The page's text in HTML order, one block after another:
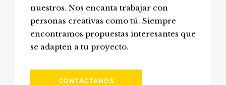
nuestros. Nos encanta trabajar con
personas creativas como tú. Siempre
encontramos propuestas interesantes que
se adapten a tu proyecto.
CONTÁCTANOS